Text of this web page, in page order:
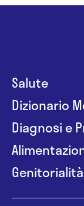
Salute
Dizionario
Diagnosi e
Genitorialità